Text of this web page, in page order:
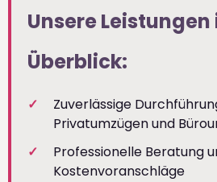
Unsere Leistungen
Überblick:
Zuverlässige
Privatumzügen und
Professionelle Beratung
Kostenvoranschläge